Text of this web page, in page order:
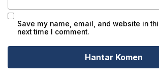
Save my name, email, and website in
next time I comment.